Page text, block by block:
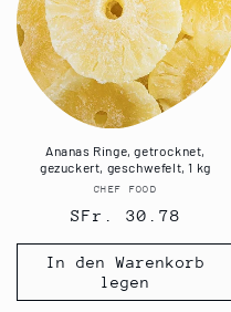
Ananas Ringe, getrocknet,
gezuckert, geschwefelt, 1 kg
Anbieter:
CHEF FOOD
Normaler
Preis
SFr. 30.78
In den Warenkorb
legen